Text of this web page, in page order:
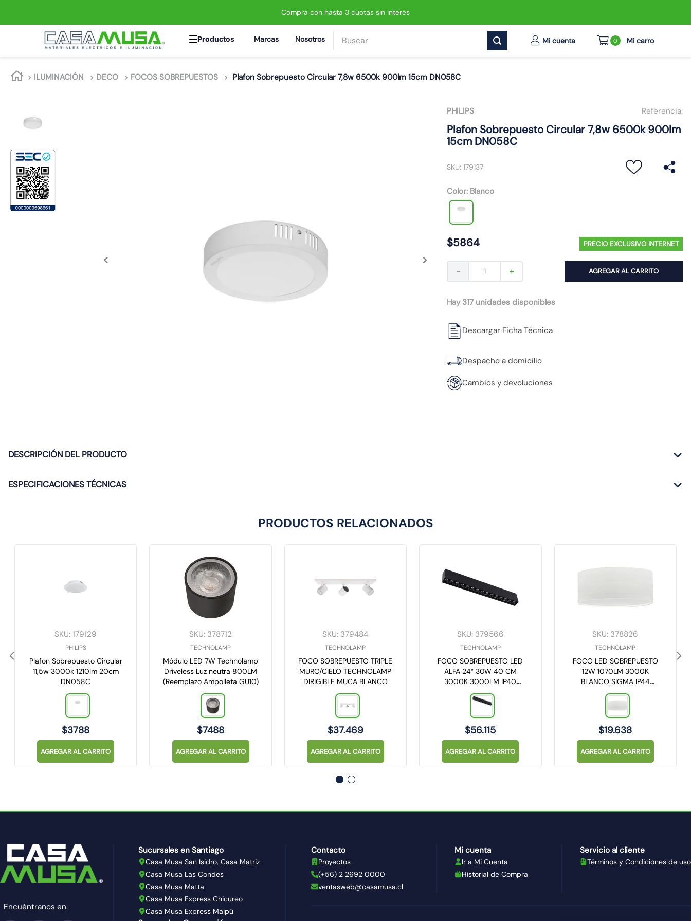
Compra con hasta 3 cuotas sin interés
Marcas Nosotros Buscar
0
ILUMINACIÓN DECO FOCOS SOBREPUESTOS Plafon Sobrepuesto Circular 7,8w 6500k 900lm 15cm DN058C
PHILIPS Referencia:
Plafon Sobrepuesto Circular 7,8w 6500k 900lm
15cm DN058C
SKU: 179137
Color: Blanco
$5864 PRECIO EXCLUSIVO INTERNET
＋
－ AGREGAR AL CARRITO
Hay 317 unidades disponibles
Descargar Ficha Técnica
Despacho a domicilio
Cambios y devoluciones
DESCRIPCIÓN DEL PRODUCTO
ESPECIFICACIONES TÉCNICAS
PRODUCTOS RELACIONADOS
SKU:179129
PHILIPS
Plafon Sobrepuesto Circular
11,5w 3000k 1210lm 20cm
DN058C
$3788
AGREGAR AL CARRITO
SKU: 378712
TECHNOLAMP
Módulo LED 7W Technolamp
Driveless Luz neutra 800LM
(Reemplazo Ampolleta GU10)
$7488
AGREGAR AL CARRITO
SKU: 379484
TECHNOLAMP
FOCO SOBREPUESTO TRIPLE
MURO/CIELO TECHNOLAMP
DIRIGIBLE MUCA BLANCO
$37.469
AGREGAR AL CARRITO
SKU: 379566
TECHNOLAMP
FOCO SOBREPUESTO LED
ALFA 24° 30W 40 CM
3000K 3000LM IP40
NEGRO TECHNOLAMP
$56.115
AGREGAR AL CARRITO
SKU: 378826
TECHNOLAMP
FOCO LED SOBREPUESTO
12W 1070LM 3000K
BLANCO SIGMA IP44
TECHNOLAMP
$19.638
AGREGAR AL CARRITO
Encuéntranos en:
Sucursales en Santiago
Casa Musa San Isidro, Casa Matriz
Casa Musa Las Condes
Casa Musa Matta
Casa Musa Express Chicureo
Casa Musa Express Maipú
Contacto
Proyectos
(+56) 2 2692 0000
ventasweb@casamusa.cl
Mi cuenta
Ir a Mi Cuenta
Historial de Compra
Servicio al cliente
Términos y Condiciones de uso
1.
interruptor